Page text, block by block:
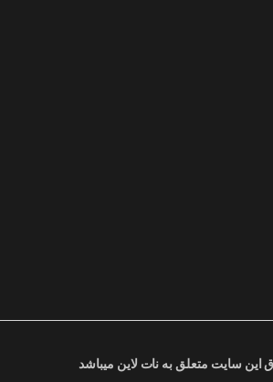
این سایت متعلق به نات لاین میباشد